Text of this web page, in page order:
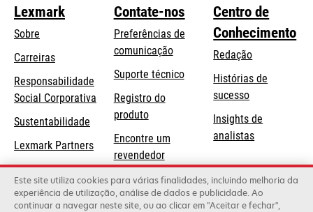
Lexmark
Sobre
Carreiras
Responsabilidade
Social Corporativa opens
new
tab
Sustentabilidade
Lexmark Partners
Contate-nos
Preferências de
comunicação
Suporte técnicoopens
Registro do
produto
Encontre um
revendedor
Lista de
atacadistas
Centro de
Conhecimento
Redação
Histórias de
sucesso
Insights de
analistas
Este site utiliza cookies para várias finalidades, incluindo melhoria da
experiência de utilização, análise de dados e publicidade. Ao
continuar a navegar neste site, ou ao clicar em "Aceitar e fechar",